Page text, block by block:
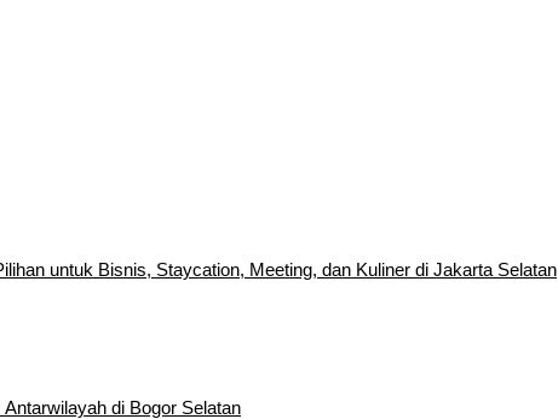
untuk Bisnis, Staycation, Meeting, dan Kuliner di Jakarta Selatan
di Bogor Selatan